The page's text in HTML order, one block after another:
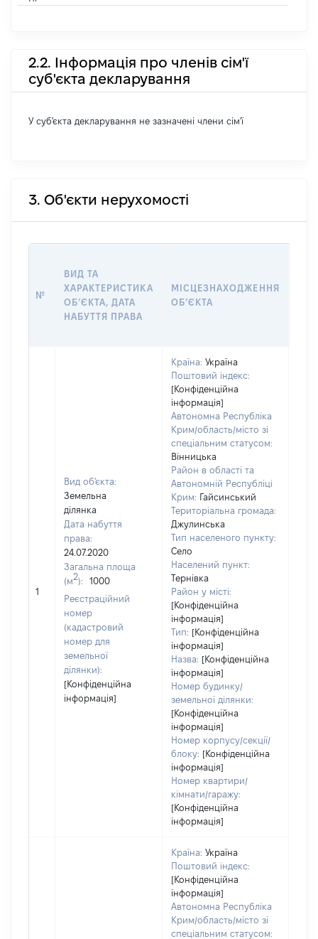
2.2. Інформація про членів сім'ї
суб'єкта декларування
У суб'єкта декларування не зазначені члени сім'ї
3. Об'єкти нерухомості
№
ВИД ТА
ХАРАКТЕРИСТИКА
ОБʼЄКТА, ДАТА
НАБУТТЯ ПРАВА
МІСЦЕЗНАХОДЖЕННЯ
ОБʼЄКТА
1
Вид об'єкта:
Земельна
ділянка
Дата набуття
права:
24.07.2020
Загальна площа
(м2):
1000
Реєстраційний
номер
(кадастровий
номер для
земельної
ділянки):
[Конфіденційна
інформація]
Країна: Україна
Поштовий індекс:
[Конфіденційна
інформація]
Автономна Республіка
Крим/область/місто зі
спеціальним статусом:
Вінницька
Район в області та
Автономній Республіці
Крим: Гайсинський
Територіальна громада:
Джулинська
Тип населеного пункту:
Село
Населений пункт:
Тернівка
Район у місті:
[Конфіденційна
інформація]
Тип: [Конфіденційна
інформація]
Назва: [Конфіденційна
інформація]
Номер будинку/
земельної ділянки:
[Конфіденційна
інформація]
Номер корпусу/секції/
блоку: [Конфіденційна
інформація]
Номер квартири/
кімнати/гаражу:
[Конфіденційна
інформація]
Країна: Україна
Поштовий індекс:
[Конфіденційна
інформація]
Автономна Республіка
Крим/область/місто зі
спеціальним статусом: